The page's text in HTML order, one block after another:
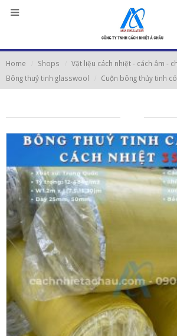
Home Shops
Vật liệu cách nhiệt - cách âm -
Bông thuỷ tinh glasswool
Cuộn bông thủy tinh